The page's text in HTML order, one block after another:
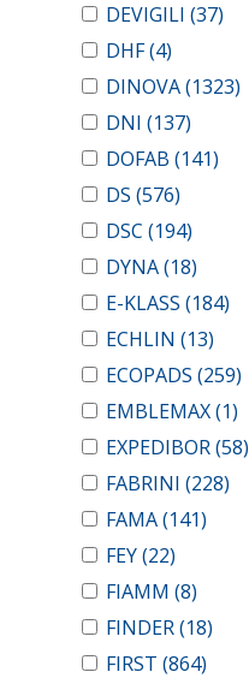
DEVIGILI (37)
DHF(4)
DINOVA(1323)
DNI (137)
DOFAB (141)
DS (576)
DSC (194)
DYNA(18)
E-KLASS (184)
ECHLIN (13)
ECOPADS (259)
EMBLEMAX(1)
EXPEDIBOR(58)
FABRINI (228)
FAMA(141)
FEY(22)
FIAMM (8)
FINDER(18)
FIRST (864)